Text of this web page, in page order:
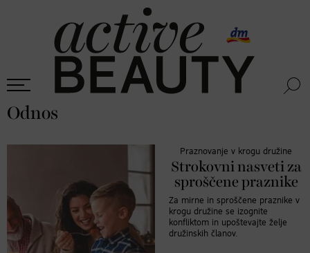
Odnos
Praznovanje v krogu družine
Strokovni nasveti za
sproščene praznike
Za mirne in sproščene praznike v
krogu družine se izognite
konfliktom in upoštevajte želje
družinskih članov.